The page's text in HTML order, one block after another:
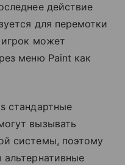
действие
для перемотки
может
меню Paint как
стандартные
вызывать
системы, поэтому